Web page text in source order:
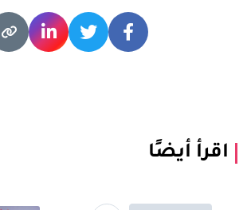
اقرأ أيضًا